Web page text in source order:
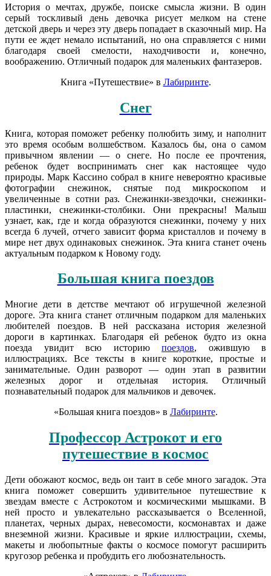
История о мечтах, дружбе, поиске смысла жизни. В один
серый тоскливый день девочка рисует мелком на стене
детской дверь и через эту дверь попадает в сказочный мир. На
пути ее ждет немало испытаний, но она справляется с ними
благодаря своей смелости, находчивости и, конечно,
воображению. Отличный подарок для маленьких фантазеров.
Книга «Путешествие» в Лабиринте.
Снег
Книга, которая поможет ребенку полюбить зиму, и наполнит
это время особым волшебством. Казалось бы, она о самом
привычном явлении ― о снеге. Но после ее прочтения,
ребенок будет воспринимать снег как настоящее чудо
природы. Марк Кассино собрал в книге невероятно красивые
фотографии снежинок, снятые под микроскопом и
увеличенные в сотни раз. Снежинки-звездочки, снежинки-
пластинки, снежинки-столбики. Они прекрасны! Малыш
узнает, как, где и когда образуются снежинки, почему у них
всегда 6 лучей, отчего зависит форма кристаллов и почему в
мире нет двух одинаковых снежинок. Эта книга станет очень
актуальным подарком к Новому году.
Большая книга поездов
Многие дети в детстве мечтают об игрушечной железной
дороге. Эта книга станет отличным подарком для маленьких
любителей поездов. В ней рассказана история железной
дороги в картинках. Благодаря ей ребенок будто из окна
поезда увидит всю историю поездов, ожившую в
иллюстрациях. Все тексты в книге короткие, простые и
занимательные. Один разворот — один этап в развитии
железных дорог и отдельная история. Отличный
познавательный подарок для мальчиков и девочек.
«Большая книга поездов» в Лабиринте.
Профессор Астрокот и его
путешествие в космос
Дети обожают космос, ведь он таит в себе много загадок. Эта
книга поможет совершить удивительное путешествие к
звездам вместе с Астрокотом и космическими мышками. В
ней просто и увлекательно рассказывается о Вселенной,
планетах, черных дырах, невесомости, космонавтах и даже
внеземной жизни. Красивые и яркие иллюстрации, схемы,
макеты и любопытные факты о космосе помогут расширить
кругозор ребенка и пробудить его любознательность.